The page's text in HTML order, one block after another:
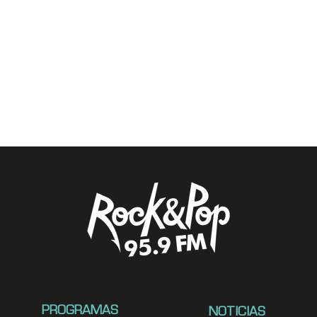
PROGRAMAS
NOTICIAS